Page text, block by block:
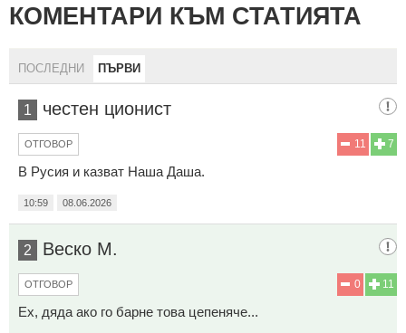
КОМЕНТАРИ КЪМ СТАТИЯТА
ПОСЛЕДНИ ПЪРВИ
1 честен ционист
7
11
ОТГОВОР
В Русия и казват Наша Даша.
10:59 08.06.2026
2 Веско М.
11
0
ОТГОВОР
Ех, дяда ако го барне това цепеняче...